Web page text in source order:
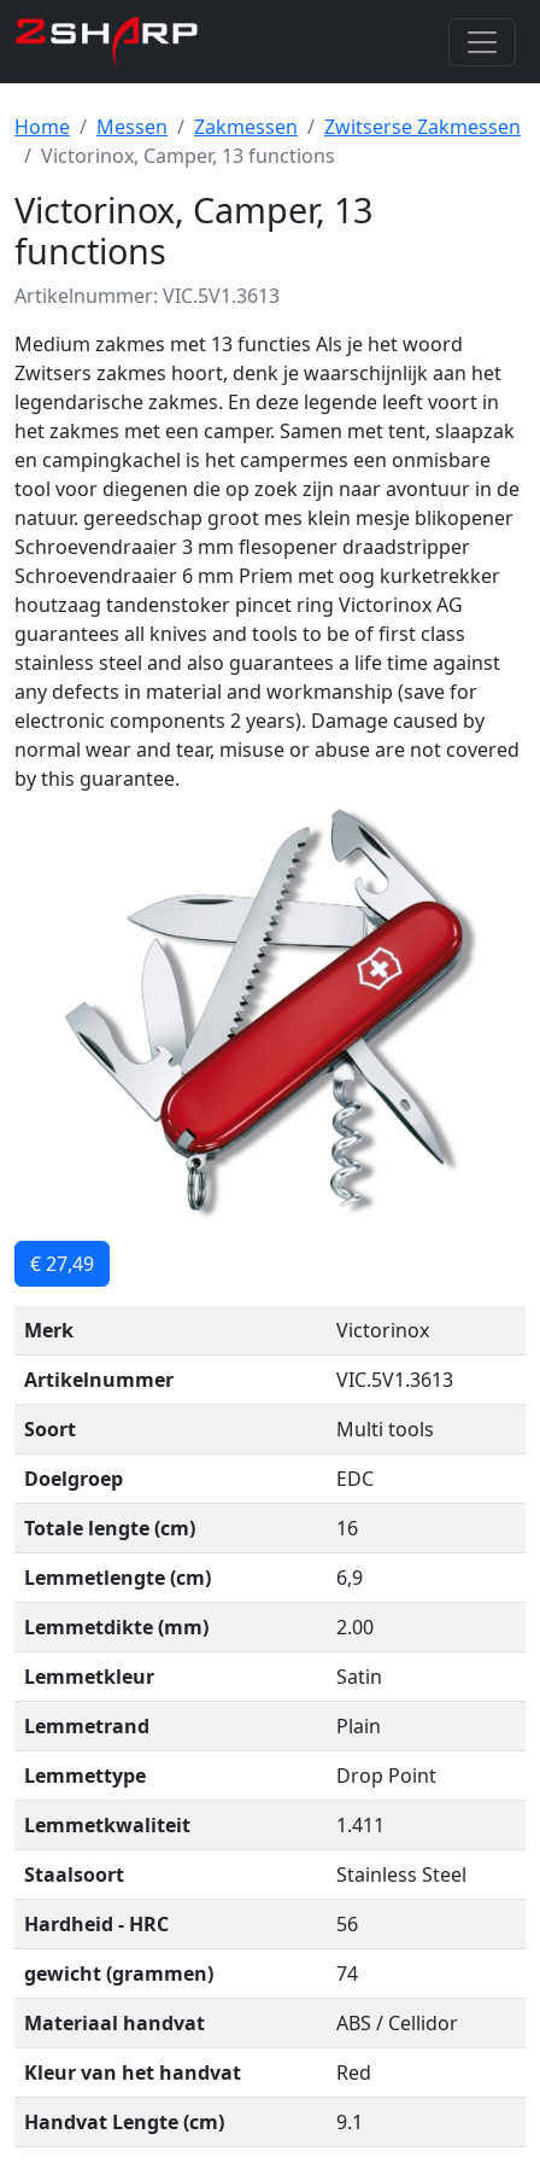
Home Messen Zakmessen
Zwitserse Zakmessen
Victorinox, Camper, 13 functions
Victorinox, Camper, 13
functions
Artikelnummer: VIC.5V1.3613
Medium zakmes met 13 functies Als je het woord
Zwitsers zakmes hoort, denk je waarschijnlijk aan het
legendarische zakmes. En deze legende leeft voort in
het zakmes met een camper. Samen met tent, slaapzak
en campingkachel is het campermes een onmisbare
tool voor diegenen die op zoek zijn naar avontuur in de
natuur. gereedschap groot mes klein mesje blikopener
Schroevendraaier 3 mm flesopener draadstripper
Schroevendraaier 6 mm Priem met oog kurketrekker
houtzaag tandenstoker pincet ring Victorinox AG
guarantees all knives and tools to be of first class
stainless steel and also guarantees a life time against
any defects in material and workmanship (save for
electronic components 2 years). Damage caused by
normal wear and tear, misuse or abuse are not covered
by this guarantee.
€ 27,49
Merk
Victorinox
Artikelnummer
VIC.5V1.3613
Soort
Multi tools
Doelgroep
EDC
Totale lengte (cm)
16
Lemmetlengte (cm)
6,9
Lemmetdikte (mm)
2.00
Lemmetkleur
Satin
Lemmetrand
Plain
Lemmettype
Drop Point
Lemmetkwaliteit
1.411
Staalsoort
Stainless Steel
Hardheid - HRC
56
gewicht (grammen)
74
Materiaal handvat
ABS / Cellidor
Kleur van het handvat
Red
Handvat Lengte (cm)
9.1